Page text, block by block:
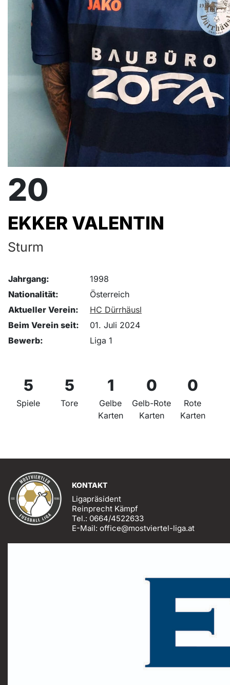
20
EKKER VALENTIN
Sturm
Jahrgang:
1998
Nationalität:
Österreich
Aktueller Verein:
HC Dürrhäusl
Beim Verein seit:
01. Juli 2024
Bewerb:
Liga 1
5
Spiele
5
Tore
1
Gelbe
Karten
0
Gelb-Rote
Karten
0
Rote
Karten
KONTAKT
Ligapräsident
Reinprecht Kämpf
Tel.: 0664/4522633
E-Mail: office@mostviertel-liga.at